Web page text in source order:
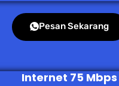
Pesan Sekarang
Internet 75 Mbps